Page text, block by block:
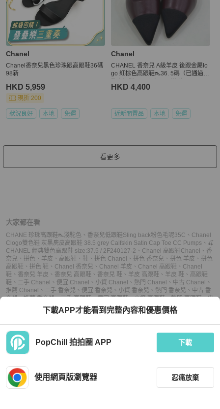
Chanel
Chanel香奈兒黑色珍珠跟高跟鞋36碼
98新
HKD 5,959
現折 200
狀況良好 本地 免運
Chanel
CHANEL 香奈兒 A級羊皮 後跟金屬lo
go 紅棕色高跟鞋👠36. 5碼（已通過✅
金字米色立體襟花兩個🌸
HKD 4,400
近新閒置品 本地 免運
看更多
大家都在看
CHANE 珍珠高跟鞋👠淺駝色 、 香奈兒低跟鞋Sling back粉色毛呢35C 、 Chanel
Clogo雙色鞋 灰黑麂皮高跟鞋 38.5 grey Calfskin Satin Cap Toe CC Pumps 、 🍒
CHANEL 經典雙色高跟鞋 size:37.5 / 2F240127-2 、 Chanel 高跟鞋Chanel 、 香
奈兒 、 拼色 、 羊皮 、 高跟鞋 、 鞋 、 拼色 Chanel 、 拼色 香奈兒 、 拼色 羊皮 、 拼色
高跟鞋 、 拼色 鞋 、 Chanel 香奈兒 、 Chanel 羊皮 、 Chanel 高跟鞋 、 Chanel
鞋 、 香奈兒 羊皮 、 香奈兒 高跟鞋 、 香奈兒 鞋 、 羊皮 高跟鞋 、 羊皮 鞋 、 高跟鞋
鞋 、 二手 Chanel 、 便宜 Chanel 、 小資 Chanel 、 熱門 Chanel 、 中古 Chanel 、
推薦 Chanel 、 二手 香奈兒 、 便宜 香奈兒 、 小資 香奈兒 、 熱門 香奈兒 、 中古 香
奈兒、推薦 香奈兒、二手 高跟鞋、便宜 高跟鞋、小資 高跟鞋、熱門 高跟鞋、中
推薦 高跟鞋、二手 鞋、便宜 鞋、 小資 鞋、熱門 鞋、中古 鞋
下載APP才能看到完整內容和優惠價格
PopChill 拍拍圈 APP 下載
使用網頁版瀏覽器 忍痛放棄